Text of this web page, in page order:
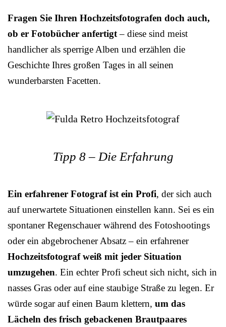
Fragen Sie Ihren Hochzeitsfotografen doch auch,
ob er Fotobücher anfertigt– diese sind meist
handlicher als sperrige Alben und erzählen die
Geschichte Ihres großen Tages in all seinen
wunderbarsten Facetten.
Tipp 8 – Die Erfahrung
Ein erfahrener Fotograf ist ein Profi, der sich auch
auf unerwartete Situationen einstellen kann. Sei es ein
spontaner Regenschauer während des Fotoshootings
oder ein abgebrochener Absatz – ein erfahrener
Hochzeitsfotograf weiß mit jeder Situation
umzugehen. Ein echter Profi scheut sich nicht, sich in
nasses Gras oder auf eine staubige Straße zu legen. Er
würde sogar auf einen Baum klettern, um das
Lächeln des frisch gebackenen Brautpaares